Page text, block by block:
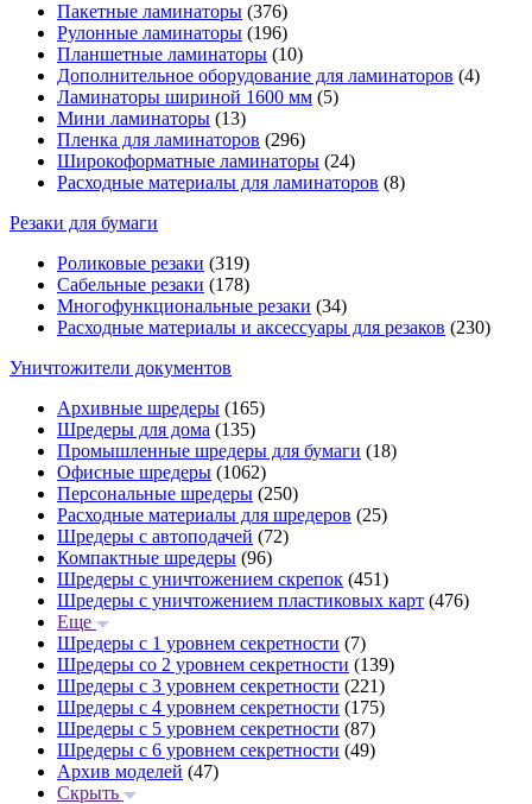
Пакетные ламинаторы (376)
Рулонные ламинаторы (196)
Планшетные ламинаторы (10)
Дополнительное оборудование для ламинаторов (4)
Ламинаторы шириной 1600 мм (5)
Мини ламинаторы (13)
Пленка для ламинаторов (296)
Широкоформатные ламинаторы (24)
Расходные материалы для ламинаторов (8)
Резаки для бумаги
Роликовые резаки (319)
Сабельные резаки (178)
Многофункциональные резаки (34)
Расходные материалы и аксессуары для резаков (230)
Уничтожители документов
Архивные шредеры (165)
Шредеры для дома (135)
Промышленные шредеры для бумаги (18)
Офисные шредеры (1062)
Персональные шредеры (250)
Расходные материалы для шредеров (25)
Шредеры с автоподачей (72)
Компактные шредеры (96)
Шредеры с уничтожением скрепок (451)
Шредеры с уничтожением пластиковых карт (476)
Еще
Шредеры с 1 уровнем секретности (7)
Шредеры со 2 уровнем секретности (139)
Шредеры с 3 уровнем секретности (221)
Шредеры с 4 уровнем секретности (175)
Шредеры с 5 уровнем секретности (87)
Шредеры с 6 уровнем секретности (49)
Архив моделей (47)
Скрыть